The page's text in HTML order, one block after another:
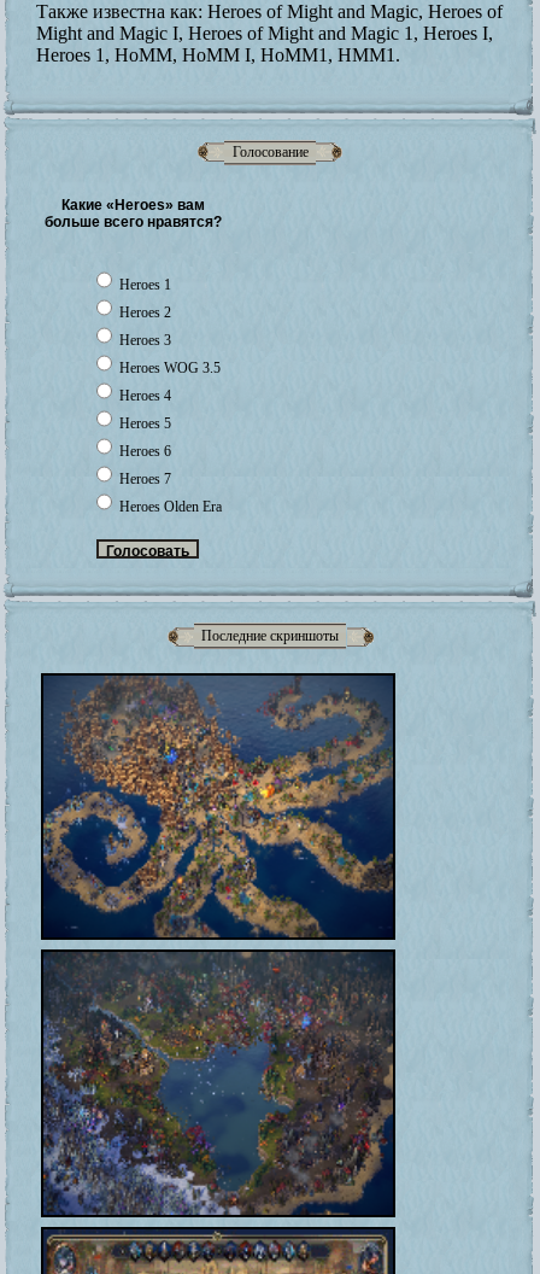
Голосование
Какие «Heroes» вам
больше всего нравятся?
Heroes 1
Heroes 2
Heroes 3
Heroes WOG 3.5
Heroes 4
Heroes 5
Heroes 6
Heroes 7
Heroes Olden Era
Последние скриншоты
Также известна как: Heroes of Might and Magic, Heroes of
Might and Magic I, Heroes of Might and Magic 1, Heroes I,
Heroes 1, HoMM, HoMM I, HoMM1, HMM1.